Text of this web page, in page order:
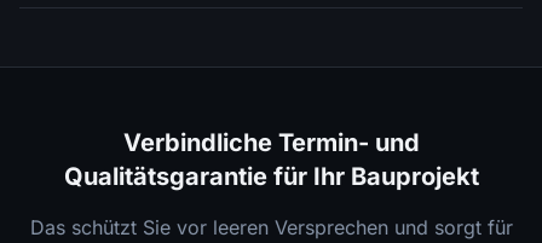
Verbindliche Termin- und
Qualitätsgarantie für Ihr Bauprojekt
Das schützt Sie vor leeren Versprechen und sorgt für